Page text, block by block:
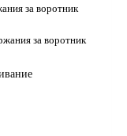
за воротник
за воротник